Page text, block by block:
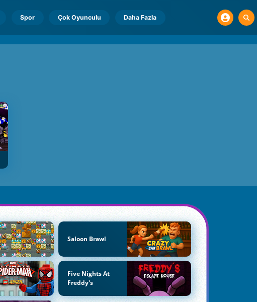
Spor Çok Oyunculu Daha Fazla
Saloon Brawl
Five Nights At
Freddy's